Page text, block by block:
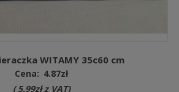
WITAMY 35c60 cm
Cena: 4.87zł
( 5.99złz VAT)